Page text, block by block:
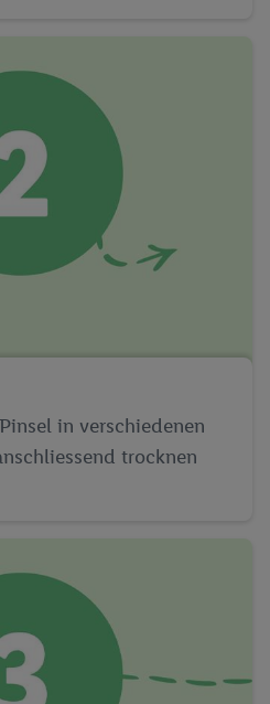
in verschiedenen
trocknen